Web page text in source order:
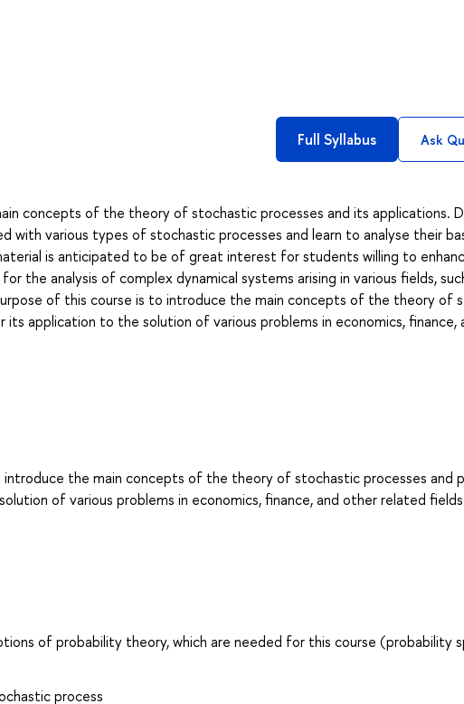
Full Syllabus Ask
concepts of the theory of stochastic processes and its applications.
with various types of stochastic processes and learn to analyse their
is anticipated to be of great interest for students willing to
the analysis of complex dynamical systems arising in various fields,
of this course is to introduce the main concepts of the theory of
its application to the solution of various problems in economics, finance,
the main concepts of the theory of stochastic processes and
of various problems in economics, finance, and other related
of probability theory, which are needed for this course (probability
process